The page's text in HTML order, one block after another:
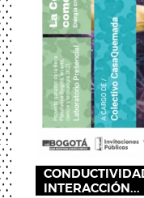
INTERACCIÓN...